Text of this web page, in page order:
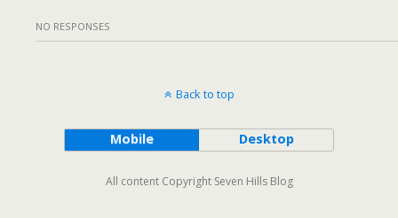
NO RESPONSES
Back to top
Mobile Desktop
All content Copyright Seven Hills Blog